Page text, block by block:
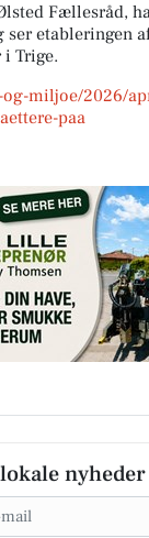
Fællesråd,
etableringen
Trige.
miljoe/2026/
paa
nyheder